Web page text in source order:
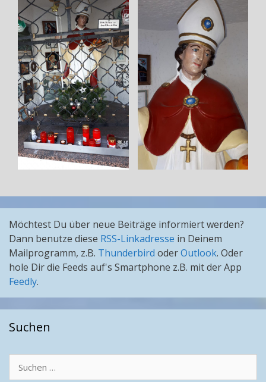
Möchtest Du über neue Beiträge informiert werden?
Dann benutze diese RSS-Linkadresse in Deinem
Mailprogramm, z.B. Thunderbird oderOutlook. Oder
hole Dir die Feeds auf's Smartphone z.B. mit der App
Feedly.
Suchen
nach: